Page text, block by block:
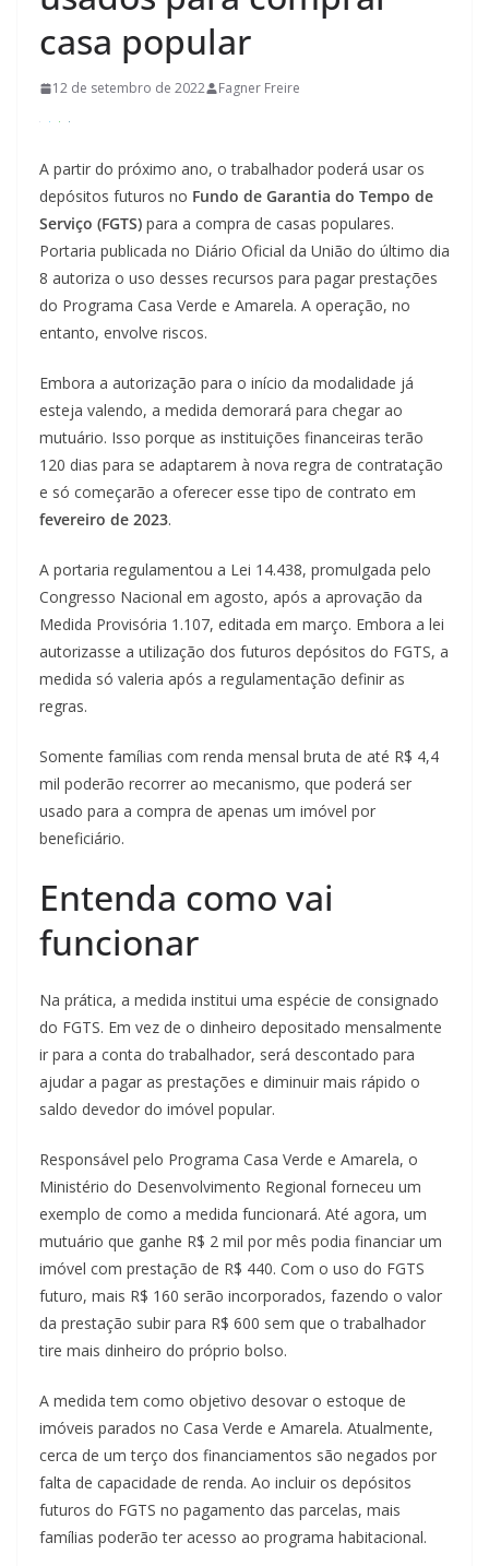
casa popular
12 de setembro de 2022 Fagner Freire
A partir do próximo ano, o trabalhador poderá usar os
depósitos futuros no Fundo de Garantia do Tempo de
Serviço (FGTS) para a compra de casas populares.
Portaria publicada no Diário Oficial da União do último dia
8 autoriza o uso desses recursos para pagar prestações
do Programa Casa Verde e Amarela. A operação, no
entanto, envolve riscos.
Embora a autorização para o início da modalidade já
esteja valendo, a medida demorará para chegar ao
mutuário. Isso porque as instituições financeiras terão
120 dias para se adaptarem à nova regra de contratação
e só começarão a oferecer esse tipo de contrato em
fevereiro de 2023.
A portaria regulamentou a Lei 14.438, promulgada pelo
Congresso Nacional em agosto, após a aprovação da
Medida Provisória 1.107, editada em março. Embora a lei
autorizasse a utilização dos futuros depósitos do FGTS, a
medida só valeria após a regulamentação definir as
regras.
Somente famílias com renda mensal bruta de até R$ 4,4
mil poderão recorrer ao mecanismo, que poderá ser
usado para a compra de apenas um imóvel por
beneficiário.
Entenda como vai
funcionar
Na prática, a medida institui uma espécie de consignado
do FGTS. Em vez de o dinheiro depositado mensalmente
ir para a conta do trabalhador, será descontado para
ajudar a pagar as prestações e diminuir mais rápido o
saldo devedor do imóvel popular.
Responsável pelo Programa Casa Verde e Amarela, o
Ministério do Desenvolvimento Regional forneceu um
exemplo de como a medida funcionará. Até agora, um
mutuário que ganhe R$ 2 mil por mês podia financiar um
imóvel com prestação de R$ 440. Com o uso do FGTS
futuro, mais R$ 160 serão incorporados, fazendo o valor
da prestação subir para R$ 600 sem que o trabalhador
tire mais dinheiro do próprio bolso.
A medida tem como objetivo desovar o estoque de
imóveis parados no Casa Verde e Amarela. Atualmente,
cerca de um terço dos financiamentos são negados por
falta de capacidade de renda. Ao incluir os depósitos
futuros do FGTS no pagamento das parcelas, mais
famílias poderão ter acesso ao programa habitacional.